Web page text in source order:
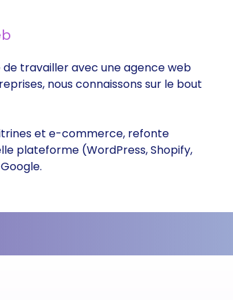
travailler avec une agence web
nous connaissons sur le bout
et e-commerce, refonte
plateforme (WordPress, Shopify,